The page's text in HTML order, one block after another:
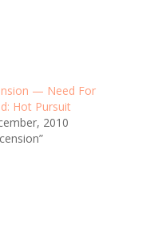
— Need For
Hot Pursuit
2010